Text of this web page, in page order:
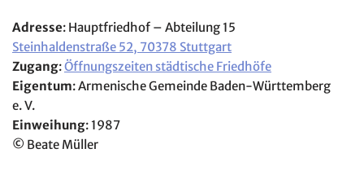
Adresse: Hauptfriedhof – Abteilung 15
Steinhaldenstraße 52, 70378 Stuttgart
Zugang:Öffnungszeiten städtische Friedhöfe
Eigentum: Armenische Gemeinde Baden-Württemberg
e. V.
Einweihung: 1987
© Beate Müller